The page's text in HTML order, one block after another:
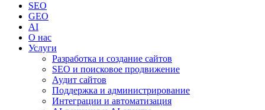
SEO
GEO
AI
О нас
Услуги
Разработка и создание сайтов
SEO и поисковое продвижение
Аудит сайтов
Поддержка и администрирование
Интеграции и автоматизация